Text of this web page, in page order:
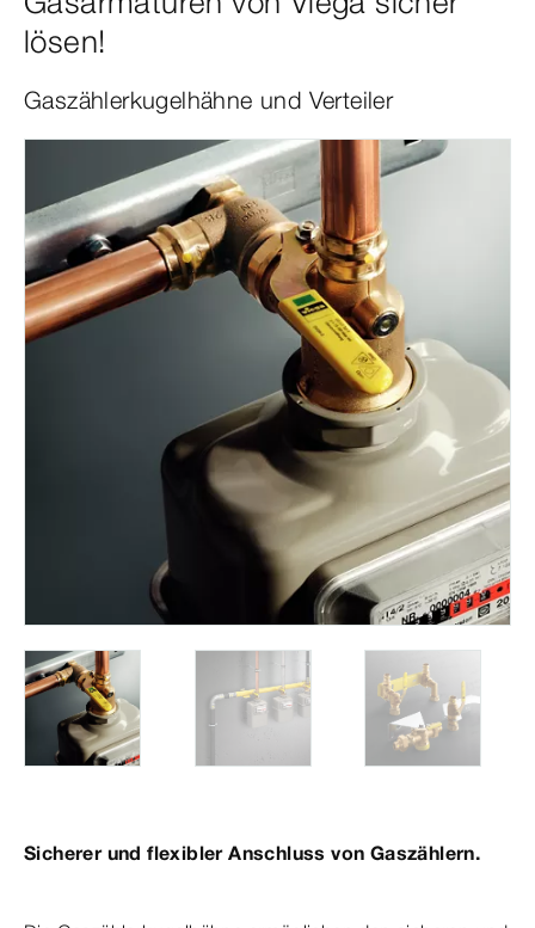
lösen!
Gaszählerkugelhähne und Verteiler
Sicherer und flexibler Anschluss von Gaszählern.